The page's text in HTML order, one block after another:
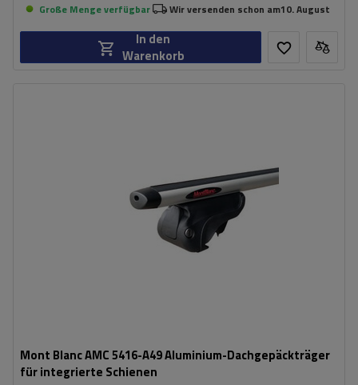
Große Menge verfügbar Wir versenden schon am10. August
In den
Warenkorb
Mont Blanc AMC 5416-A49 Aluminium-Dachgepäckträger
für integrierte Schienen